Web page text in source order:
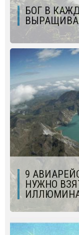
БОГ В
9
НУЖНО